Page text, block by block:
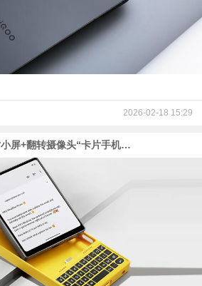
2026-02-18 15:29
【试毒】2899元的4英寸小屏+翻转摄像头“卡片手机”，是怎样一种体验？